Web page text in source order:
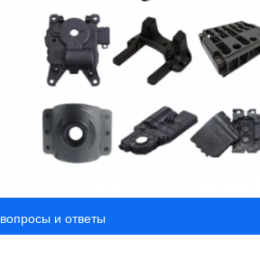
вопросы и ответы